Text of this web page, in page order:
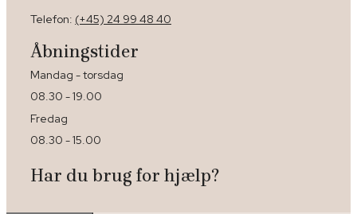
Telefon: (+45) 24 99 48 40
Åbningstider
Mandag - torsdag
08.30 - 19.00
Fredag
08.30 - 15.00
Har du brug for hjælp?